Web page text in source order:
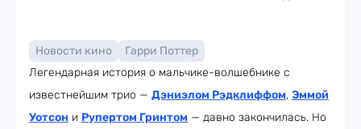
Новости кино
Гарри Поттер
Легендарная история о мальчике-волшебнике с
известнейшим трио — Дэниэлом Рэдклиффом, Эммой
Уотсон и Рупертом Гринтом — давно закончилась. Но